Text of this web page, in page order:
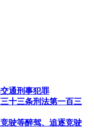
交通刑事犯罪
刑法第一百三
醉驾、追逐竞驶